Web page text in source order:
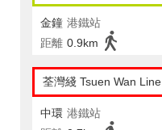
金鐘 港鐵站
距離 0.9km
荃灣綫 Tsuen Wan Line
中環 港鐵站